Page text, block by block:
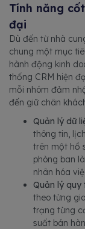
Tính năng
đại
Dù đến từ nhà
chung một mục
hành động kinh
thống CRM hiện
mỗi nhóm đảm
đến giữ chân
Quản lý dữ
thông tin,
trên một hồ
phòng ban
nhân hóa
Quản lý quy
theo từng
trạng từng
suất bán